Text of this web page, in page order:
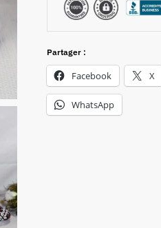
Partager :
Facebook X
WhatsApp